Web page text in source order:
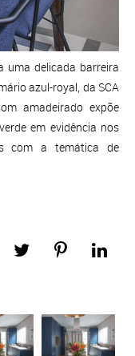
uma delicada barreira
azul-royal, da SCA
amadeirado expõe
em evidência nos
com a temática de